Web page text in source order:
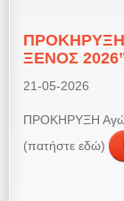
ΠΡΟΚΗΡΥΞΗ
ΞΕΝΟΣ
21-05-2026
ΠΡΟΚΗΡΥΞΗ
(πατήστε εδώ)